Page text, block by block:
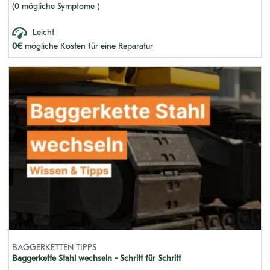
U25-3
KX121-3
KX41-2
KX71-3 GL
U45-3
U35-3
KX71
U30-3
(0 mögliche Symptome )
Leicht
0€mögliche Kosten für eine Reparatur
BAGGERKETTEN TIPPS
Baggerkette Stahl wechseln - Schritt für Schritt